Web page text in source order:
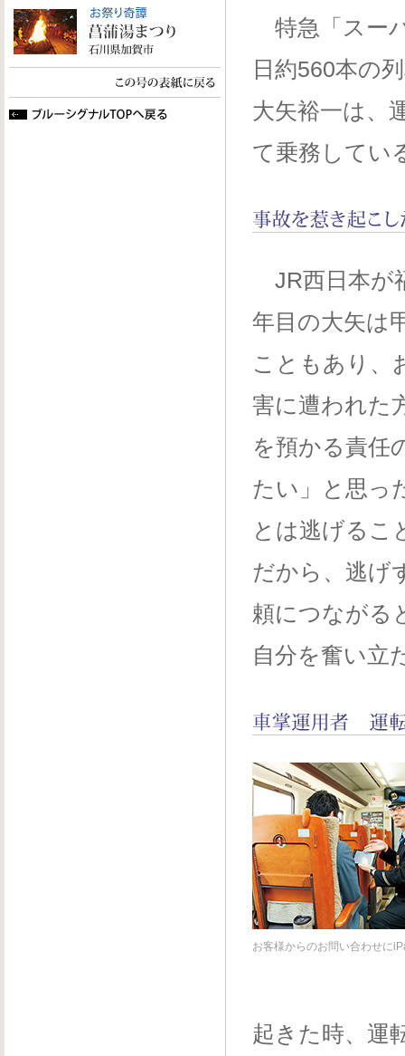
特急「スー
日約560本の
大矢裕一は、
て乗務してい
JR西日本が
年目の大矢は
こともあり、
害に遭われた
を預かる責任
たい」と思っ
とは逃げるこ
だから、逃げ
頼につながる
自分を奮い立
お客様からのお問い合わせに
起きた時、運